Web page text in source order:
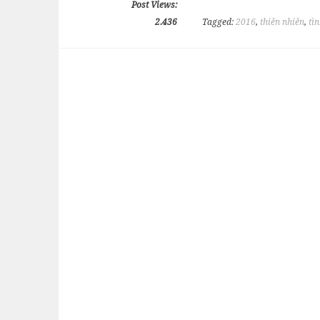
Post Views:
2.436
Tagged: 2016, thiên nhiên,